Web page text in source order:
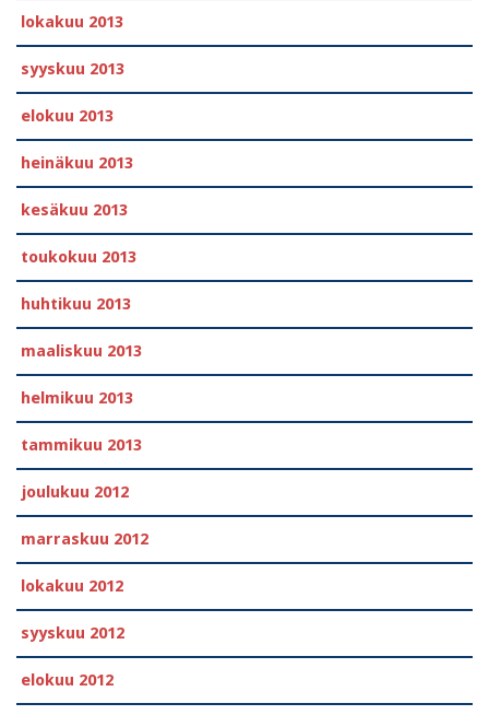
lokakuu 2013
syyskuu 2013
elokuu 2013
heinäkuu 2013
kesäkuu 2013
toukokuu 2013
huhtikuu 2013
maaliskuu 2013
helmikuu 2013
tammikuu 2013
joulukuu 2012
marraskuu 2012
lokakuu 2012
syyskuu 2012
elokuu 2012